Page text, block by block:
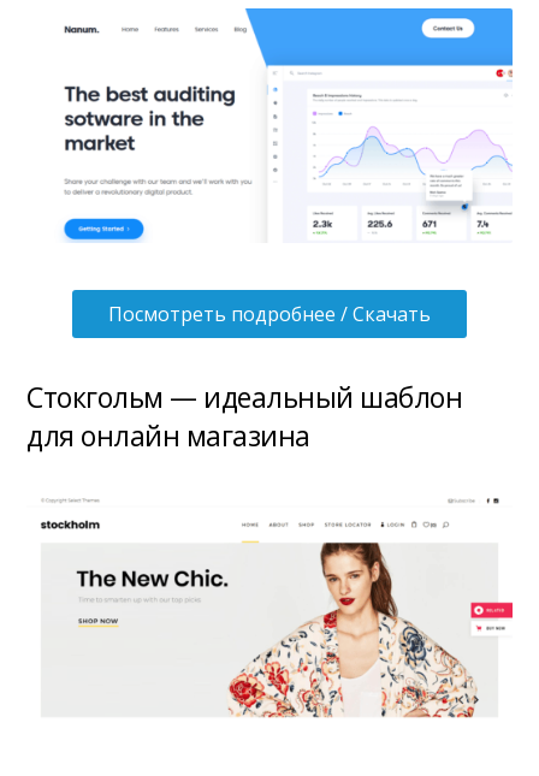
Посмотреть подробнее / Скачать
Стокгольм — идеальный шаблон
для онлайн магазина